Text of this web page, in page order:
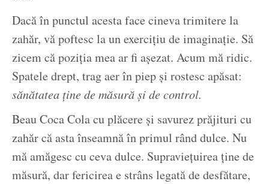
Dacă în punctul acesta face cineva trimitere la
zahăr, vă poftesc la un exercițiu de imaginație. Să
zicem că poziția mea ar fi așezat. Acum mă ridic.
Spatele drept, trag aer în piep și rostesc apăsat:
sănătatea ține de măsură și de control.
Beau Coca Cola cu plăcere și savurez prăjituri cu
zahăr că asta înseamnă în primul rând dulce. Nu
mă amăgesc cu ceva dulce. Supraviețuirea ține de
măsură, dar fericirea e strâns legată de desfătare,